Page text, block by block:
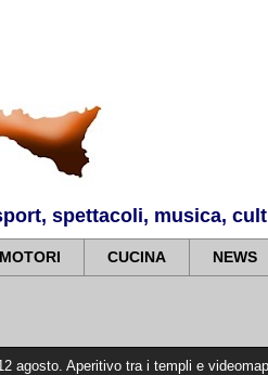
spettacoli, musica,
MOTORI CUCINA NEWS
tra i templi e videomapping sulle